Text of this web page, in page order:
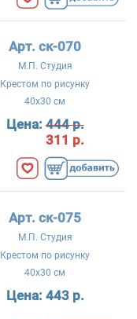
Арт. ск-070
М.П. Студия
Крестом по рисунку
40x30 см
Цена:444 р.
311 р.
Арт. ск-075
М.П. Студия
Крестом по рисунку
40x30 см
Цена: 443 р.